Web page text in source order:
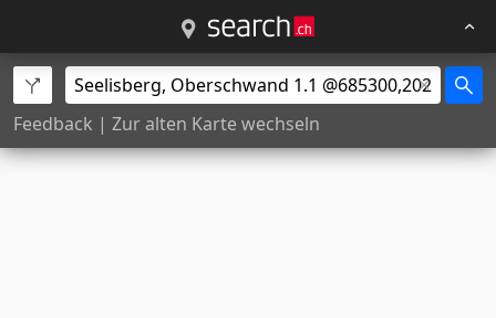
Feedback | Zur alten Karte wechseln